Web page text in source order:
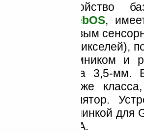
что устройство
системе
WebOS,
3,1-дюймовым
320 x 480 пикселей),
GPS-приемником и
наушников на 3,5-мм.
того же
аккумулятор.
только с начинкой для
CDMA.